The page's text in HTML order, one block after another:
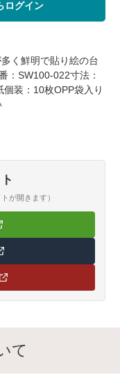
ログイン
く鮮明で貼り絵の台
：SW100-022寸法：
装：10枚OPP袋入り
が開きます）
タブで開きます）
タブで開きます）
ブで開きます）
て